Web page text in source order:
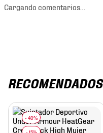
Cargando comentarios…
RECOMENDADOS